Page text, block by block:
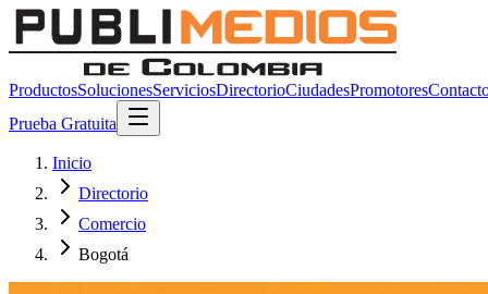
ProductosSolucionesServiciosDirectorioCiudadesPromotores
Prueba Gratuita
Inicio
Directorio
Comercio
Bogotá